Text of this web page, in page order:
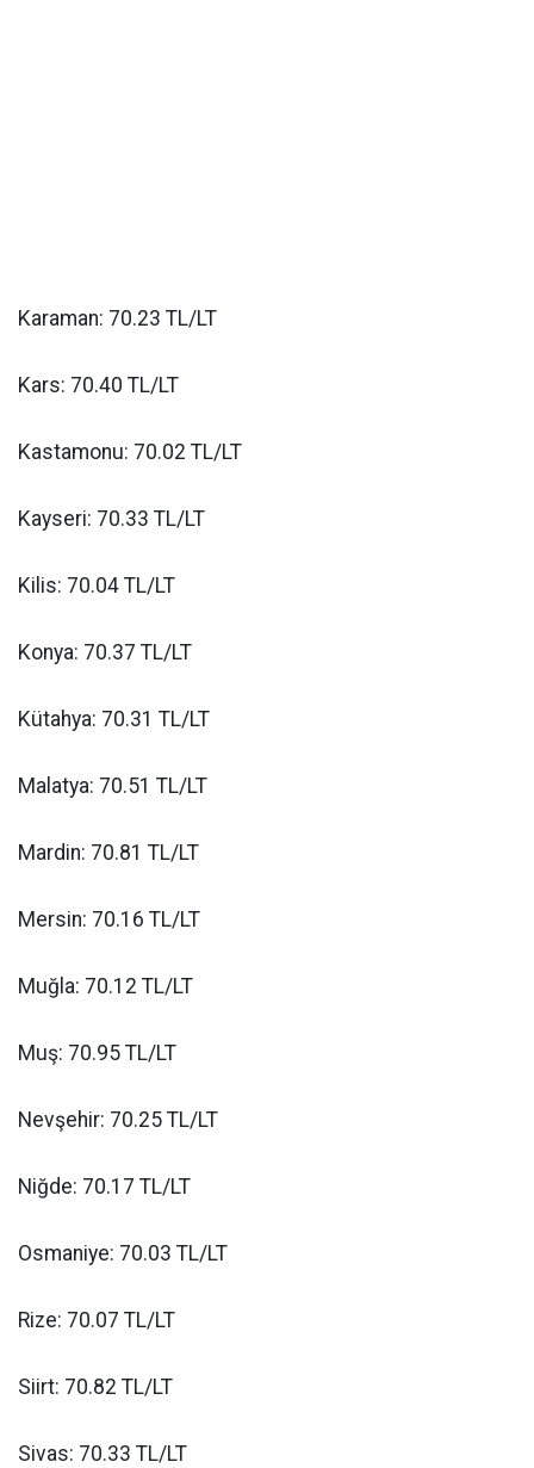
Karaman: 70.23 TL/LT
Kars: 70.40 TL/LT
Kastamonu: 70.02 TL/LT
Kayseri: 70.33 TL/LT
Kilis: 70.04 TL/LT
Konya: 70.37 TL/LT
Kütahya: 70.31 TL/LT
Malatya: 70.51 TL/LT
Mardin: 70.81 TL/LT
Mersin: 70.16 TL/LT
Muğla: 70.12 TL/LT
Muş: 70.95 TL/LT
Nevşehir: 70.25 TL/LT
Niğde: 70.17 TL/LT
Osmaniye: 70.03 TL/LT
Rize: 70.07 TL/LT
Siirt: 70.82 TL/LT
Sivas: 70.33 TL/LT